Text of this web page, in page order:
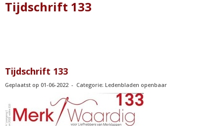
Tijdschrift 133
Tijdschrift 133
Geplaatst op 01-06-2022 - Categorie: Ledenbladen openbaar